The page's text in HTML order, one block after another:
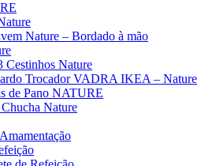
Nature – Bordado à mão
Cestinhos Nature
Trocador VADRA IKEA – Nature
de Pano NATURE
Nature